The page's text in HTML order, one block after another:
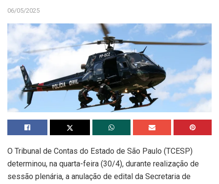
06/05/2025
O Tribunal de Contas do Estado de São Paulo (TCESP)
determinou, na quarta-feira (30/4), durante realização de
sessão plenária, a anulação de edital da Secretaria de